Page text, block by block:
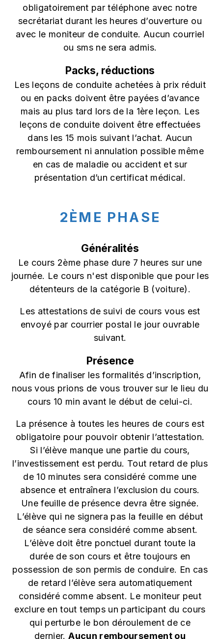
obligatoirement par téléphone avec notre
secrétariat durant les heures d’ouverture ou
avec le moniteur de conduite. Aucun courriel
ou sms ne sera admis.
Packs, réductions
Les leçons de conduite achetées à prix réduit
ou en packs doivent être payées d’avance
mais au plus tard lors de la 1ère leçon. Les
leçons de conduite doivent être effectuées
dans les 15 mois suivant l’achat. Aucun
remboursement ni annulation possible même
en cas de maladie ou accident et sur
présentation d’un certificat médical.
2ÈME PHASE
Généralités
Le cours 2ème phase dure 7 heures sur une
journée. Le cours n'est disponible que pour les
détenteurs de la catégorie B (voiture).
Les attestations de suivi de cours vous est
envoyé par courrier postal le jour ouvrable
suivant.
Présence
Afin de finaliser les formalités d’inscription,
nous vous prions de vous trouver sur le lieu du
cours 10 min avant le début de celui-ci.
La présence à toutes les heures de cours est
obligatoire pour pouvoir obtenir l’attestation.
Si l’élève manque une partie du cours,
l’investissement est perdu. Tout retard de plus
de 10 minutes sera considéré comme une
absence et entraînera l’exclusion du cours.
Une feuille de présence devra être signée.
L’élève qui ne signera pas la feuille en début
de séance sera considéré comme absent.
L’élève doit être ponctuel durant toute la
durée de son cours et être toujours en
possession de son permis de conduire. En cas
de retard l’élève sera automatiquement
considéré comme absent. Le moniteur peut
exclure en tout temps un participant du cours
qui perturbe le bon déroulement de ce
dernier.Aucun remboursement ou